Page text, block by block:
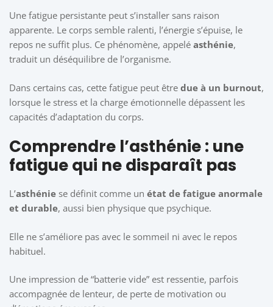
Une fatigue persistante peut s’installer sans raison
apparente. Le corps semble ralenti, l’énergie s’épuise, le
repos ne suffit plus. Ce phénomène, appelé asthénie,
traduit un déséquilibre de l’organisme.
Dans certains cas, cette fatigue peut être due à un burnout,
lorsque le stress et la charge émotionnelle dépassent les
capacités d’adaptation du corps.
Comprendre l’asthénie : une
fatigue qui ne disparaît pas
L’asthénie se définit comme un état de fatigue anormale
et durable, aussi bien physique que psychique.
Elle ne s’améliore pas avec le sommeil ni avec le repos
habituel.
Une impression de “batterie vide” est ressentie, parfois
accompagnée de lenteur, de perte de motivation ou